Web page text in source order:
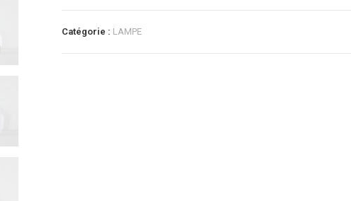
Catégorie : LAMPE